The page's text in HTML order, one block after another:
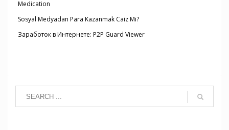
Medication
Sosyal Medyadan Para Kazanmak Caiz Mi?
Заработок в Интернете: P2P Guard Viewer